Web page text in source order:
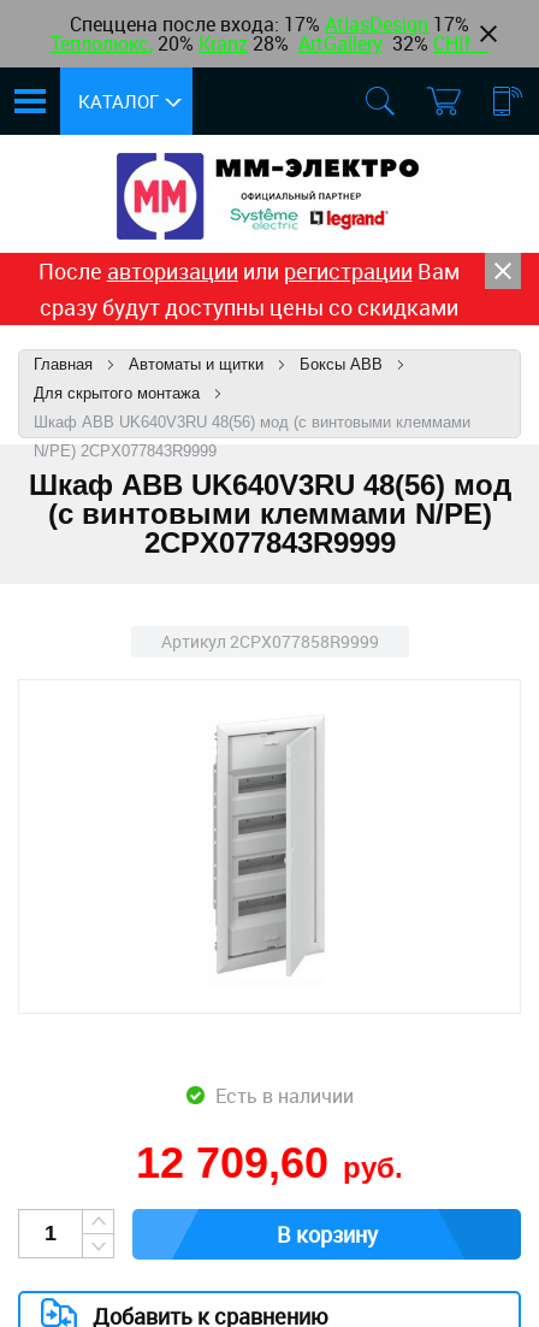
Спеццена после входа: 17% AtlasDesign 17%
Теплолюкс, 20% Kranz 28% ArtGallery 32% CHINT
КАТАЛОГ
После авторизации или регистрации Вам
сразу будут доступны цены со скидками
Главная Автоматы и щитки
Боксы ABB
Для скрытого монтажа
Шкаф ABB UK640V3RU 48(56) мод (с винтовыми клеммами
N/PE) 2CPX077843R9999
Шкаф ABB UK640V3RU 48(56) мод
(с винтовыми клеммами N/PE)
2CPX077843R9999
Артикул 2CPX077858R9999
Есть в наличии
12 709,60 руб.
В корзину
Добавить к сравнению